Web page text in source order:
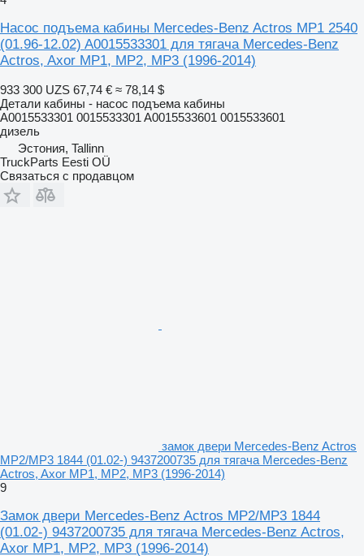
Насос подъема кабины Mercedes-Benz Actros MP1 2540
(01.96-12.02) A0015533301 для тягача Mercedes-Benz
Actros, Axor MP1, MP2, MP3 (1996-2014)
933 300 UZS 67,74 € ≈ 78,14 $
Детали кабины - насос подъема кабины
A0015533301 0015533301 A0015533601 0015533601
дизель
Эстония, Tallinn
TruckParts Eesti OÜ
Связаться с продавцом
замок двери Mercedes-Benz Actros
MP2/MP3 1844 (01.02-) 9437200735 для тягача Mercedes-Benz
Actros, Axor MP1, MP2, MP3 (1996-2014)
9
Замок двери Mercedes-Benz Actros MP2/MP3 1844
(01.02-) 9437200735 для тягача Mercedes-Benz Actros,
Axor MP1, MP2, MP3 (1996-2014)